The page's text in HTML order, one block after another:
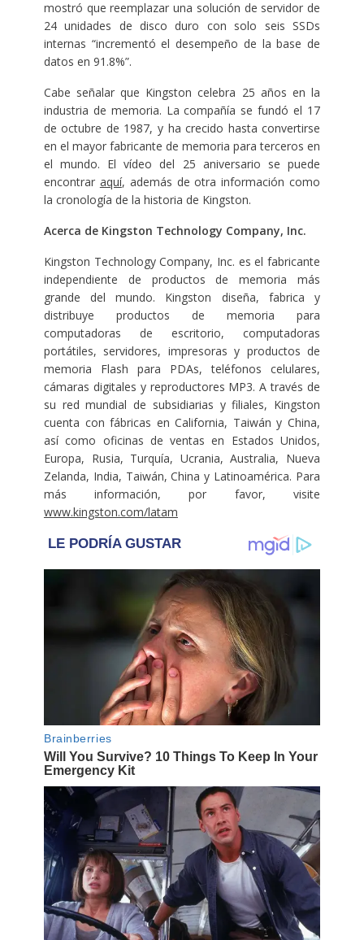
mostró que reemplazar una solución de servidor de
24 unidades de disco duro con solo seis SSDs
internas “incrementó el desempeño de la base de
datos en 91.8%”.
Cabe señalar que Kingston celebra 25 años en la
industria de memoria. La compañía se fundó el 17
de octubre de 1987, y ha crecido hasta convertirse
en el mayor fabricante de memoria para terceros en
el mundo. El vídeo del 25 aniversario se puede
encontrar aquí, además de otra información como
la cronología de la historia de Kingston.
Acerca de Kingston Technology Company, Inc.
Kingston Technology Company, Inc. es el fabricante
independiente de productos de memoria más
grande del mundo. Kingston diseña, fabrica y
distribuye productos de memoria para
computadoras de escritorio, computadoras
portátiles, servidores, impresoras y productos de
memoria Flash para PDAs, teléfonos celulares,
cámaras digitales y reproductores MP3. A través de
su red mundial de subsidiarias y filiales, Kingston
cuenta con fábricas en California, Taiwán y China,
así como oficinas de ventas en Estados Unidos,
Europa, Rusia, Turquía, Ucrania, Australia, Nueva
Zelanda, India, Taiwán, China y Latinoamérica. Para
más información, por favor, visite
www.kingston.com/latam